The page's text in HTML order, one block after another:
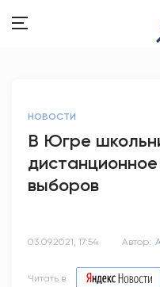
НОВОСТИ
В Югре
выборов
03.09.2021, 17:54 Автор:
Читать в